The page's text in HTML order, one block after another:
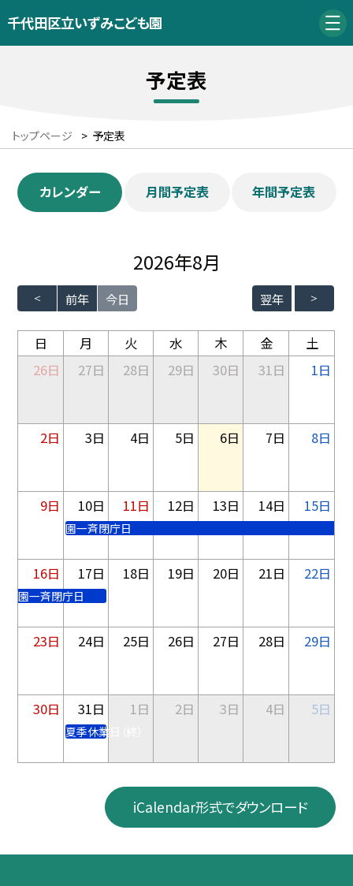
千代田区立いずみこども園
予定表
トップページ > 予定表
カレンダー 月間予定表 年間予定表
前年 今日
2026年8月
翌年
日 月 火 水 木 金
土
26日
27日 28日 29日 30日 31日 1日
2日 3日 4日 5日 6日 7日 8日
9日 10日
園一斉閉庁日
11日 12日 13日 14日 15日
16日
園一斉閉庁日
17日 18日 19日 20日 21日 22日
23日 24日 25日 26日 27日 28日 29日
30日 31日
夏季休業日（終）
1日 2日 3日 4日 5日
iCalendar形式でダウンロード